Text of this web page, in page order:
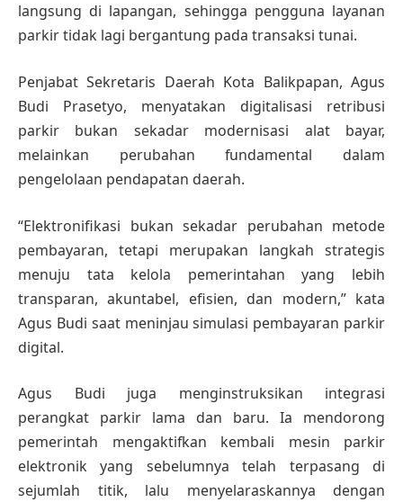
langsung di lapangan, sehingga pengguna layanan
parkir tidak lagi bergantung pada transaksi tunai.
Penjabat Sekretaris Daerah Kota Balikpapan, Agus
Budi Prasetyo, menyatakan digitalisasi retribusi
parkir bukan sekadar modernisasi alat bayar,
melainkan perubahan fundamental dalam
pengelolaan pendapatan daerah.
“Elektronifikasi bukan sekadar perubahan metode
pembayaran, tetapi merupakan langkah strategis
menuju tata kelola pemerintahan yang lebih
transparan, akuntabel, efisien, dan modern,” kata
Agus Budi saat meninjau simulasi pembayaran parkir
digital.
Agus Budi juga menginstruksikan integrasi
perangkat parkir lama dan baru. Ia mendorong
pemerintah mengaktifkan kembali mesin parkir
elektronik yang sebelumnya telah terpasang di
sejumlah titik, lalu menyelaraskannya dengan